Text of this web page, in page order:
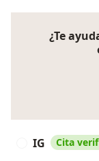
¿Te
IG Cita